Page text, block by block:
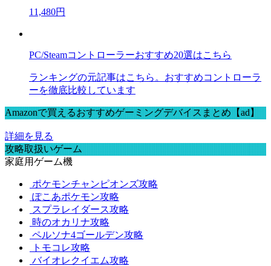
11,480円
PC/Steamコントローラーおすすめ20選はこちら
ランキングの元記事はこちら。おすすめコントローラ
ーを徹底比較しています
Amazonで買えるおすすめゲーミングデバイスまとめ【ad】
詳細を見る
攻略取扱いゲーム
家庭用ゲーム機
ポケモンチャンピオンズ攻略
ぽこあポケモン攻略
スプラレイダース攻略
時のオカリナ攻略
ペルソナ4ゴールデン攻略
トモコレ攻略
バイオレクイエム攻略